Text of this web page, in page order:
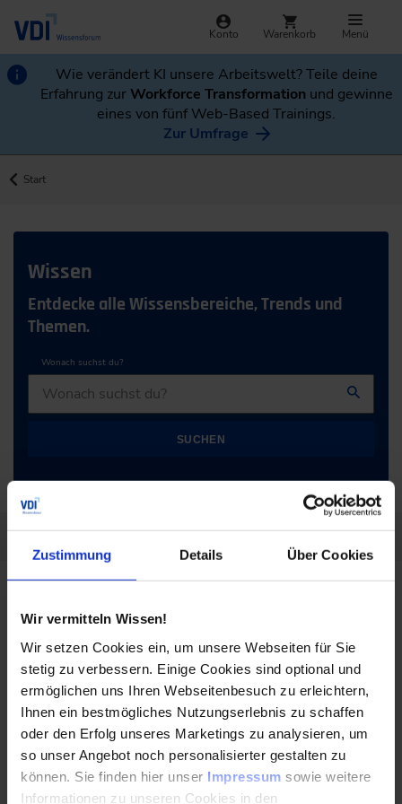
Zustimmung Details Über Cookies
Wir vermitteln Wissen!
Wir setzen Cookies ein, um unsere Webseiten für Sie
stetig zu verbessern. Einige Cookies sind optional und
ermöglichen uns Ihren Webseitenbesuch zu erleichtern,
Ihnen ein bestmögliches Nutzungserlebnis zu schaffen
oder den Erfolg unseres Marketings zu analysieren, um
so unser Angebot noch personalisierter gestalten zu
können. Sie finden hier unser Impressum sowie weitere
Informationen zu unseren Cookies in den
Konto Warenkorb Menü
Wie verändert KI unsere Arbeitswelt? Teile deine
Erfahrung zurWorkforce Transformation und gewinne
eines von fünf Web-Based Trainings.
Zur Umfrage
Start
Wissen
Entdecke alle Wissensbereiche, Trends und
Themen.
Wonach suchst du?
SUCHEN
Filtern nach:
Unser gemeinsamer Weg zum Fachingenieur
VDI
15.11.2022
– meine Arbeit als Veranstaltungsorganisatorin
Alle auf ihrem Weg zum Abschlusszertifikat
erfolgreich beraten und unterstützen – das ist
meine…